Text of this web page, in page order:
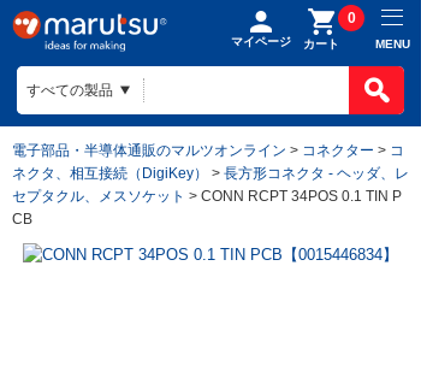
マイページ カート
0
MENU
電子部品・半導体通販のマルツオンライン > コネクター > コ
ネクタ、相互接続（DigiKey）
> 長方形コネクタ - ヘッダ、レ
セプタクル、メスソケット > CONN RCPT 34POS 0.1 TIN P
CB